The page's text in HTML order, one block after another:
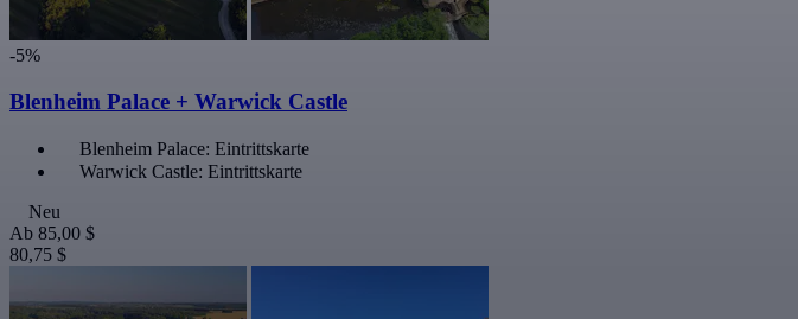
-5%
Blenheim Palace + Warwick Castle
Blenheim Palace: Eintrittskarte
Warwick Castle: Eintrittskarte
Neu
Ab 85,00 $
80,75 $